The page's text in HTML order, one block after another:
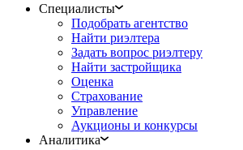
Специалисты
Подобрать агентство
Найти риэлтера
Задать вопрос риэлтеру
Найти застройщика
Оценка
Страхование
Управление
Аукционы и конкурсы
Аналитика